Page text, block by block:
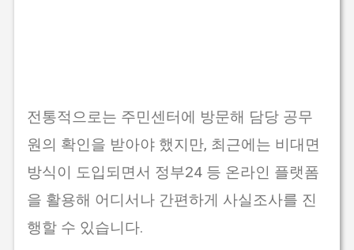
전통적으로는 주민센터에 방문해 담당 공무
원의 확인을 받아야 했지만, 최근에는 비대면
방식이 도입되면서 정부24 등 온라인 플랫폼
을 활용해 어디서나 간편하게 사실조사를 진
행할 수 있습니다.